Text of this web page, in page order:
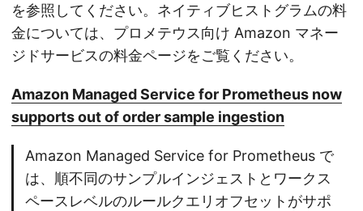
を参照してください。ネイティブヒストグラムの料
金については、プロメテウス向け Amazon マネー
ジドサービスの料金ページをご覧ください。
Amazon Managed Service for Prometheus now
supports out of order sample ingestion
Amazon Managed Service for Prometheus で
は、順不同のサンプルインジェストとワークス
ペースレベルのルールクエリオフセットがサポ